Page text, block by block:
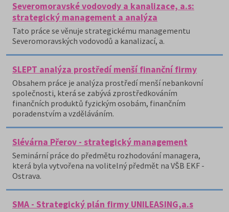
Severomoravské vodovody a kanalizace, a.s:
strategický management a analýza
Tato práce se věnuje strategickému managementu
Severomoravských vodovodů a kanalizací, a.
SLEPT analýza prostředí menší finanční firmy
Obsahem práce je analýza prostředí menší nebankovní
společnosti, která se zabývá zprostředkováním
finančních produktů fyzickým osobám, finančním
poradenstvím a vzděláváním.
Slévárna Přerov - strategický management
Seminární práce do předmětu rozhodování managera,
která byla vytvořena na volitelný předmět na VŠB EKF -
Ostrava.
SMA - Strategický plán firmy UNILEASING,a.s